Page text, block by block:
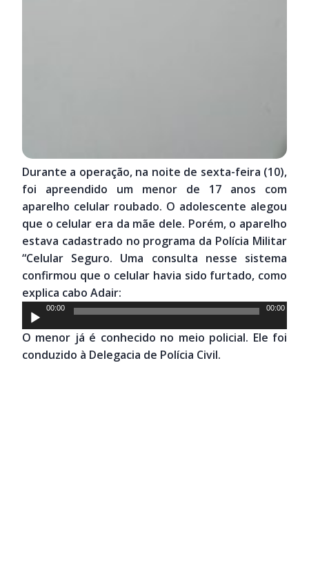
Durante a operação, na noite de sexta-feira (10),
foi apreendido um menor de 17 anos com
aparelho celular roubado. O adolescente alegou
que o celular era da mãe dele. Porém, o aparelho
estava cadastrado no programa da Polícia Militar
“Celular Seguro. Uma consulta nesse sistema
confirmou que o celular havia sido furtado, como
explica cabo Adair:
Tocador
de
áudio
00:00 00:00
O menor já é conhecido no meio policial. Ele foi
conduzido à Delegacia de Polícia Civil.